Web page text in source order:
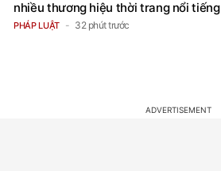
nhiều thương hiệu thời trang nổi tiếng
PHÁP LUẬT 32 phút trước